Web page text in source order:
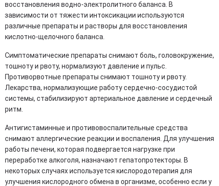
восстановления водно-электролитного баланса. В
зависимости от тяжести интоксикации используются
различные препараты и растворы для восстановления
кислотно-щелочного баланса.
Симптоматические препараты снимают боль, головокружение,
тошноту и рвоту, нормализуют давление и пульс.
Противорвотные препараты снимают тошноту и рвоту.
Лекарства, нормализующие работу сердечно-сосудистой
системы, стабилизируют артериальное давление и сердечный
ритм.
Антигистаминные и противовоспалительные средства
снимают аллергические реакции и воспаления. Для улучшения
работы печени, которая подвергается нагрузке при
переработке алкоголя, назначают гепатопротекторы. В
некоторых случаях используется кислородотерапия для
улучшения кислородного обмена в организме, особенно если у